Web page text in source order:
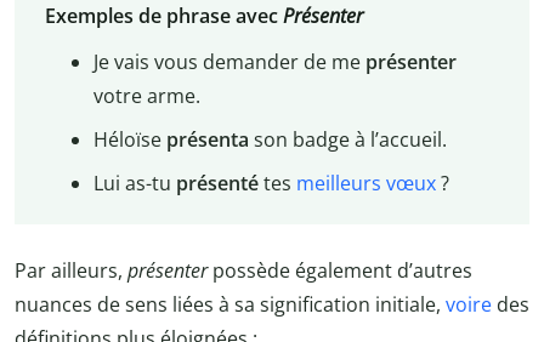
Exemples de phrase avecPrésenter
Je vais vous demander de me présenter
votre arme.
Héloïse présenta son badge à l’accueil.
Lui as-tu présentétes meilleurs vœux?
Par ailleurs, présenterpossède également d’autres
nuances de sens liées à sa signification initiale, voire des